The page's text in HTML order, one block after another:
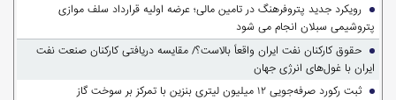
رویکرد جدید پتروفرهنگ در تامین مالی؛ عرضه اولیه قرارداد سلف موازی
پتروشیمی سبلان انجام می شود
حقوق کارکنان نفت ایران واقعاً بالاست؟/ مقایسه دریافتی کارکنان صنعت نفت
ایران با غول‌های انرژی جهان
ثبت رکورد صرفه‌جویی ۱۲ میلیون لیتری بنزین با تمرکز بر سوخت گاز